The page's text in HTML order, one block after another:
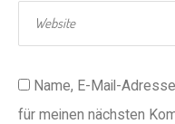
Name, E-Mail-
für meinen nächsten